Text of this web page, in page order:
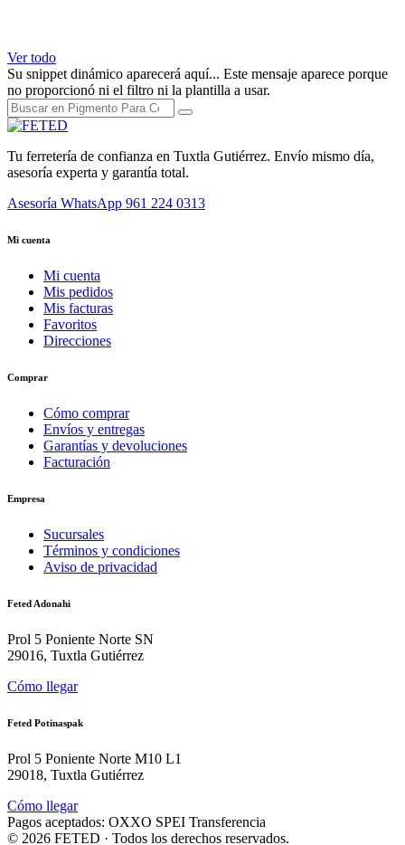
Ver todo
Su snippet dinámico aparecerá aquí... Este mensaje aparece porque
no proporcionó ni el filtro ni la plantilla a usar.
Tu ferretería de confianza en Tuxtla Gutiérrez. Envío mismo día,
asesoría experta y garantía total.
Asesoría WhatsApp 961 224 0313
Mi cuenta
Mi cuenta
Mis pedidos
Mis facturas
Favoritos
Direcciones
Comprar
Cómo comprar
Envíos y entregas
Garantías y devoluciones
Facturación
Empresa
Sucursales
Términos y condiciones
Aviso de privacidad
Feted Adonahi
Prol 5 Poniente Norte SN
29016, Tuxtla Gutiérrez
Cómo llegar
Feted Potinaspak
Prol 5 Poniente Norte M10 L1
29018, Tuxtla Gutiérrez
Cómo llegar
Pagos aceptados: OXXO SPEI Transferencia
© 2026 FETED · Todos los derechos reservados.